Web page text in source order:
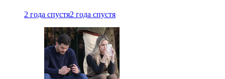
2 года спустя2 года спустя